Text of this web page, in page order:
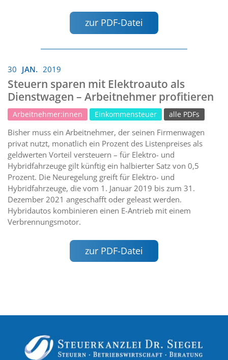
zur PDF-Datei
30 JAN. 2019
Steuern sparen mit Elektroauto als
Dienstwagen – Arbeitnehmer profitieren
Arbeitnehmer:innen Einkommensteuer alle PDFs
Bisher muss ein Arbeitnehmer, der seinen Firmenwagen
privat nutzt, monatlich ein Prozent des Listenpreises als
geldwerten Vorteil versteuern – für Elektro- und
Hybridfahrzeuge gilt künftig ein halbierter Satz von 0,5
Prozent. Die Neuregelung greift für Elektro- und
Hybridfahrzeuge, die vom 1. Januar 2019 bis zum 31.
Dezember 2021 angeschafft oder geleast werden.
Hybridautos kombinieren einen E-Antrieb mit einem
Verbrennungsmotor.
zur PDF-Datei